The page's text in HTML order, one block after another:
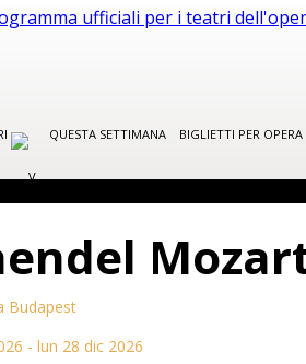
QUESTA SETTIMANA BIGLIETTI PER
Budapest
- lun 28 dic 2026